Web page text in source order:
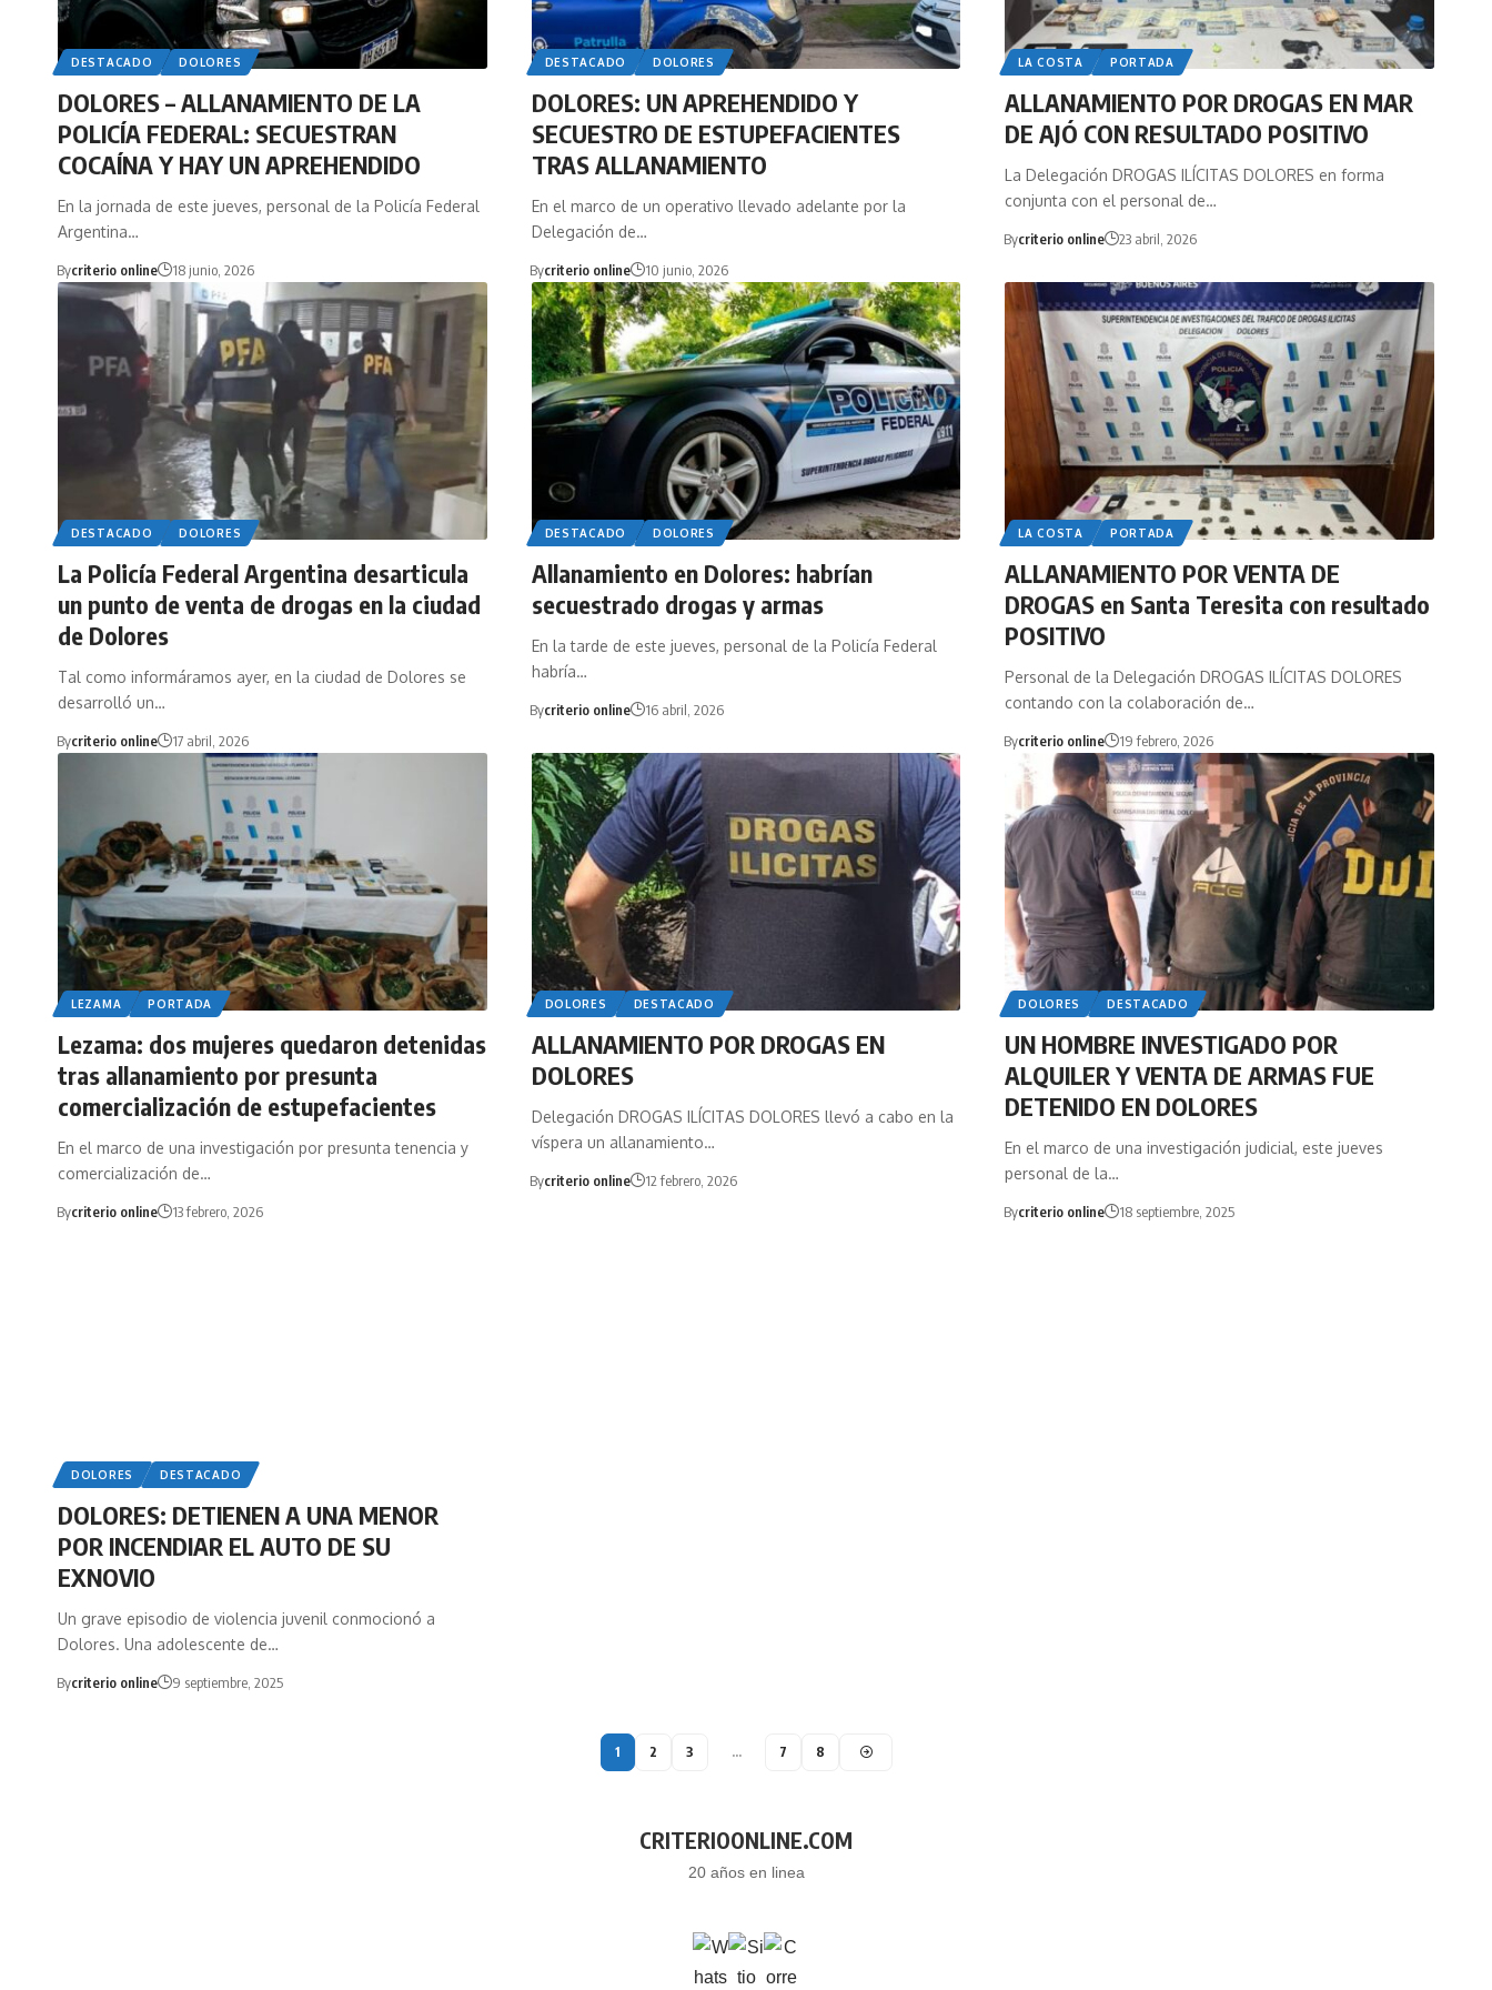
DESTACADO DOLORES
DOLORES – ALLANAMIENTO DE LA
POLICÍA FEDERAL: SECUESTRAN
COCAÍNA Y HAY UN APREHENDIDO
En la jornada de este jueves, personal de la Policía Federal
Argentina…
Bycriterio online 18 junio, 2026
DESTACADO DOLORES
DOLORES: UN APREHENDIDO Y
SECUESTRO DE ESTUPEFACIENTES
TRAS ALLANAMIENTO
En el marco de un operativo llevado adelante por la
Delegación de…
Bycriterio online 10 junio, 2026
LA COSTA PORTADA
ALLANAMIENTO POR DROGAS EN MAR
DE AJÓ CON RESULTADO POSITIVO
La Delegación DROGAS ILÍCITAS DOLORES en forma
conjunta con el personal de…
Bycriterio online 23 abril, 2026
DESTACADO DOLORES
La Policía Federal Argentina desarticula
un punto de venta de drogas en la ciudad
de Dolores
Tal como informáramos ayer, en la ciudad de Dolores se
desarrolló un…
Bycriterio online 17 abril, 2026
DESTACADO DOLORES
Allanamiento en Dolores: habrían
secuestrado drogas y armas
En la tarde de este jueves, personal de la Policía Federal
habría…
Bycriterio online 16 abril, 2026
LA COSTA PORTADA
ALLANAMIENTO POR VENTA DE
DROGAS en Santa Teresita con resultado
POSITIVO
Personal de la Delegación DROGAS ILÍCITAS DOLORES
contando con la colaboración de…
Bycriterio online 19 febrero, 2026
LEZAMA PORTADA
Lezama: dos mujeres quedaron detenidas
tras allanamiento por presunta
comercialización de estupefacientes
En el marco de una investigación por presunta tenencia y
comercialización de…
Bycriterio online 13 febrero, 2026
DOLORES DESTACADO
ALLANAMIENTO POR DROGAS EN
DOLORES
Delegación DROGAS ILÍCITAS DOLORES llevó a cabo en la
víspera un allanamiento…
Bycriterio online 12 febrero, 2026
DOLORES DESTACADO
UN HOMBRE INVESTIGADO POR
ALQUILER Y VENTA DE ARMAS FUE
DETENIDO EN DOLORES
En el marco de una investigación judicial, este jueves
personal de la…
Bycriterio online 18 septiembre, 2025
DOLORES DESTACADO
DOLORES: DETIENEN A UNA MENOR
POR INCENDIAR EL AUTO DE SU
EXNOVIO
Un grave episodio de violencia juvenil conmocionó a
Dolores. Una adolescente de…
Bycriterio online 9 septiembre, 2025
1 2 3 … 7 8
CRITERIOONLINE.COM
20 años en linea